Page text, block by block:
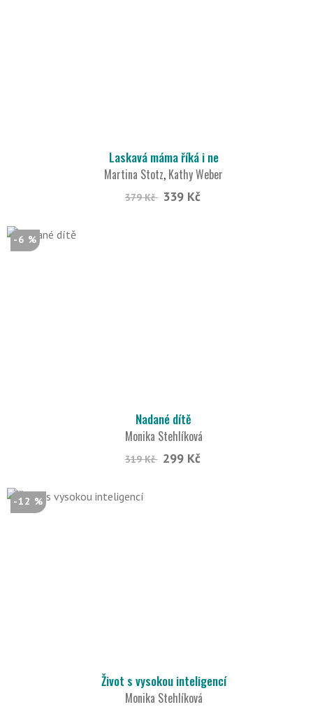
Laskavá máma říká i ne
Martina Stotz, Kathy Weber
379 Kč 339 Kč
-6 %
Nadané dítě
Monika Stehlíková
319 Kč 299 Kč
-12 %
Život s vysokou inteligencí
Monika Stehlíková